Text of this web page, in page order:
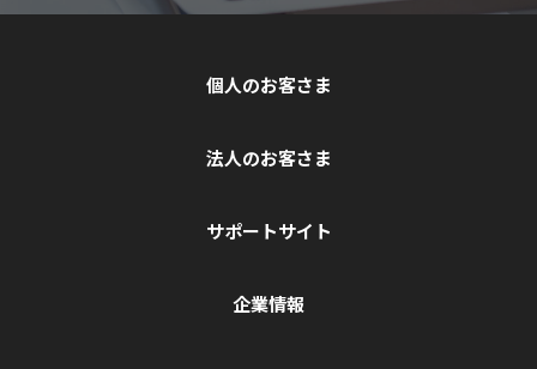
個人のお客さま
法人のお客さま
サポートサイト
企業情報